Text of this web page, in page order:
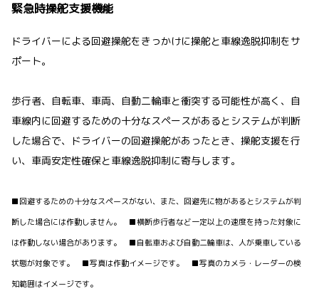
緊急時操舵支援機能
ドライバーによる回避操舵をきっかけに操舵と車線逸脱抑制をサ
ポート。
歩行者、自転車、車両、自動二輪車と衝突する可能性が高く、自
車線内に回避するための十分なスペースがあるとシステムが判断
した場合で、ドライバーの回避操舵があったとき、操舵支援を行
い、車両安定性確保と車線逸脱抑制に寄与します。
■回避するための十分なスペースがない、また、回避先に物があるとシステムが判
断した場合には作動しません。 ■横断歩行者など一定以上の速度を持った対象に
は作動しない場合があります。 ■自転車および自動二輪車は、人が乗車している
状態が対象です。 ■写真は作動イメージです。 ■写真のカメラ・レーダーの検
知範囲はイメージです。